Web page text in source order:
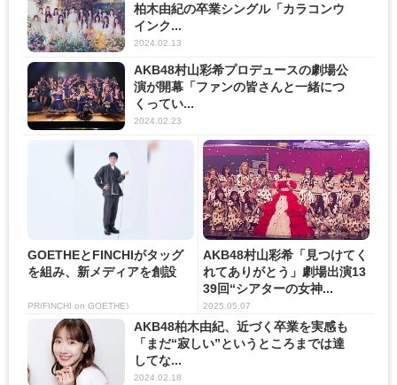
柏⽊由紀の卒業シングル「カラコンウ
インク...
2024.02.13
AKB48村山彩希プロデュースの劇場公
演が開幕「ファンの皆さんと一緒につ
くってい...
2024.02.23
GOETHEとFINCHIがタッグ
を組み、新メディアを創設
PR(FINCHI on GOETHE)
AKB48村山彩希「見つけてく
れてありがとう」劇場出演13
39回“シアターの女神...
2025.05.07
AKB48柏木由紀、近づく卒業を実感も
「まだ“寂しい”というところまでは達
してな...
2024.02.18